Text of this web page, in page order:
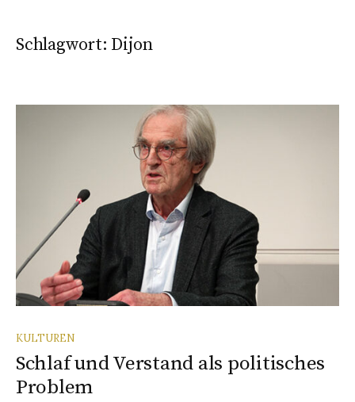
Schlagwort: Dijon
KULTUREN
Schlaf und Verstand als politisches
Problem